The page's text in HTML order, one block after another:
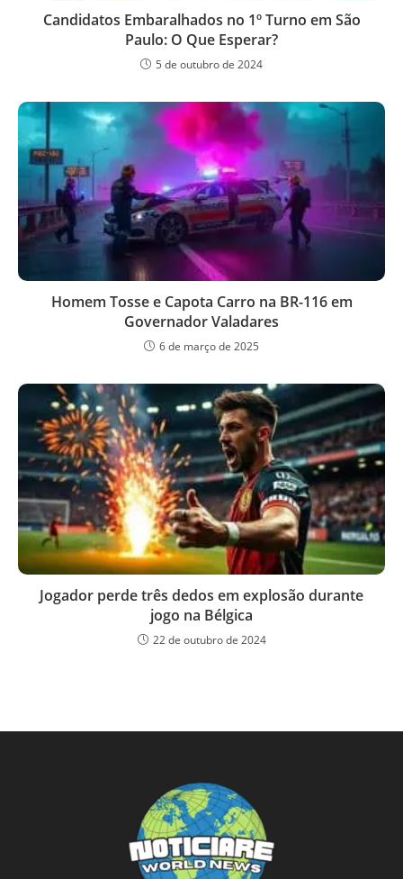
Candidatos Embaralhados no 1º Turno em São
Paulo: O Que Esperar?
5 de outubro de 2024
Homem Tosse e Capota Carro na BR-116 em
Governador Valadares
6 de março de 2025
Jogador perde três dedos em explosão durante
jogo na Bélgica
22 de outubro de 2024